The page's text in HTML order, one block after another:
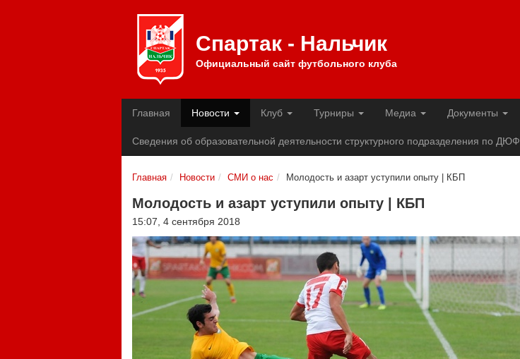
Спартак - Нальчик
Официальный сайт футбольного клуба
Главная Новости Клуб Турниры Медиа Документы
Сведения об образовательной деятельности структурного подразделения по ДЮФ
Главная Новости СМИ о нас Молодость и азарт уступили опыту | КБП
Молодость и азарт уступили опыту | КБП
15:07, 4 сентября 2018